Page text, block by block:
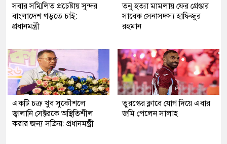
সবার সম্মিলিত প্রচেষ্টায় সুন্দর
বাংলাদেশ গড়তে চাই:
প্রধানমন্ত্রী
তনু হত্যা মামলায় ফের গ্রেপ্তার
সাবেক সেনাসদস্য হাফিজুর
রহমান
একটি চক্র খুব সুকৌশলে
জ্বালানি সেক্টরকে অস্থিতিশীল
করার জন্য সক্রিয়: প্রধানমন্ত্রী
তুরস্কের ক্লাবে যোগ দিয়ে এবার
জমি পেলেন সালাহ